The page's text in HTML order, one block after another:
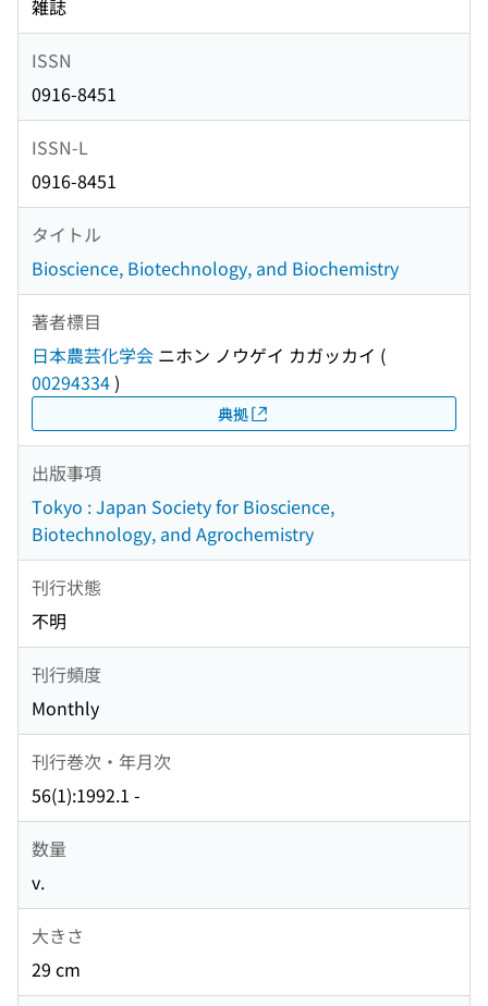
雑誌
ISSN
0916-8451
ISSN-L
0916-8451
タイトル
Bioscience, Biotechnology, and Biochemistry
著者標目
日本農芸化学会 ニホン ノウゲイ カガッカイ (
00294334)
典拠
出版事項
Tokyo : Japan Society for Bioscience,
Biotechnology, and Agrochemistry
刊行状態
不明
刊行頻度
Monthly
刊行巻次・年月次
56(1):1992.1 -
数量
v.
大きさ
29 cm